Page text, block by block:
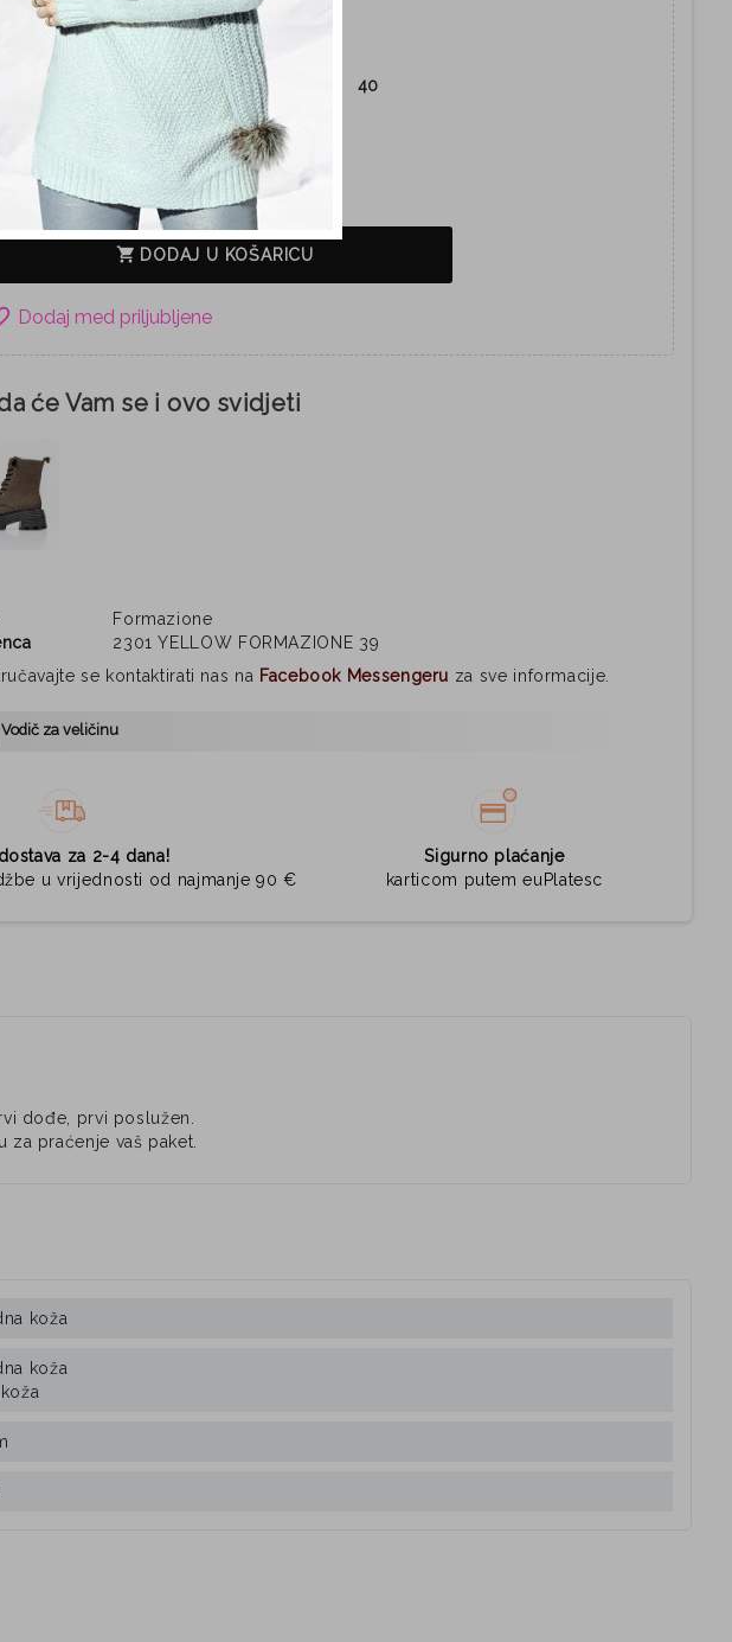
Žuta
36 37 38 40
€
dostava
shopping_cart DODAJ U KOŠARICU
će Vam se i ovo svidjeti
Formazione
2301 YELLOW FORMAZIONE 39
se kontaktirati nas na Facebook Messengeru za sve informacije.
Vodič za veličinu
za 2-4 dana!
u vrijednosti od najmanje 90 €
Sigurno plaćanje
karticom putem euPlatesc
dođe, prvi poslužen.
praćenje vaš paket.
koža
koža